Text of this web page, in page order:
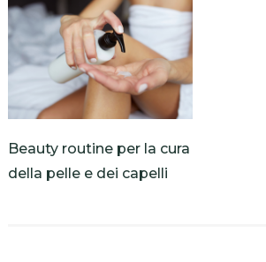
Beauty routine per la cura
della pelle e dei capelli